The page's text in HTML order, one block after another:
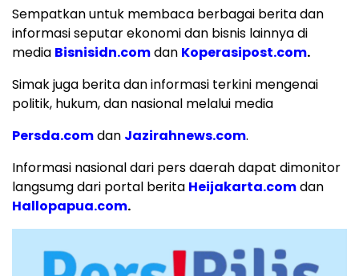
Sempatkan untuk membaca berbagai berita dan
informasi seputar ekonomi dan bisnis lainnya di
media Bisnisidn.comdan Koperasipost.com.
Simak juga berita dan informasi terkini mengenai
politik, hukum, dan nasional melalui media
Persda.comdan Jazirahnews.com.
Informasi nasional dari pers daerah dapat dimonitor
langsumg dari portal berita Heijakarta.comdan
Hallopapua.com.